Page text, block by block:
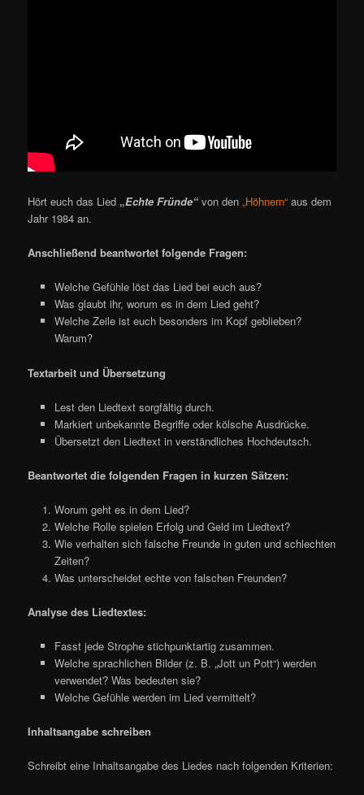
Hört euch das Lied „Echte Fründe“ von den „Höhnern“ aus dem
Jahr 1984 an.
Anschließend beantwortet folgende Fragen:
Welche Gefühle löst das Lied bei euch aus?
Was glaubt ihr, worum es in dem Lied geht?
Welche Zeile ist euch besonders im Kopf geblieben?
Warum?
Textarbeit und Übersetzung
Lest den Liedtext sorgfältig durch.
Markiert unbekannte Begriffe oder kölsche Ausdrücke.
Übersetzt den Liedtext in verständliches Hochdeutsch.
Beantwortet die folgenden Fragen in kurzen Sätzen:
Worum geht es in dem Lied?
Welche Rolle spielen Erfolg und Geld im Liedtext?
Wie verhalten sich falsche Freunde in guten und schlechten
Zeiten?
Was unterscheidet echte von falschen Freunden?
Analyse des Liedtextes:
Fasst jede Strophe stichpunktartig zusammen.
Welche sprachlichen Bilder (z. B. „Jott un Pott“) werden
verwendet? Was bedeuten sie?
Welche Gefühle werden im Lied vermittelt?
Inhaltsangabe schreiben
Schreibt eine Inhaltsangabe des Liedes nach folgenden Kriterien: